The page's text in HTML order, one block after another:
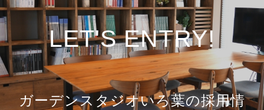
LET'S ENTRY!
ガーデンスタジオいろ葉の採用情